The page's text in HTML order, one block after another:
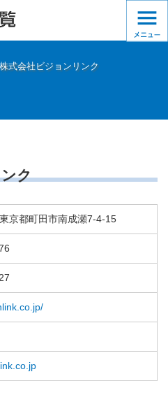
株式会社ビジョンリンク
ク
京都町田市南成瀬7-4-15